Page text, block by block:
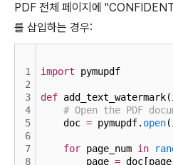
PDF 전체 페이지에
를 삽입하는 경우:
1
2
3
4
5
6
7
8
import pymupdf
def
# Open the PDF
doc = pymupdf. open
for page_num in
page =